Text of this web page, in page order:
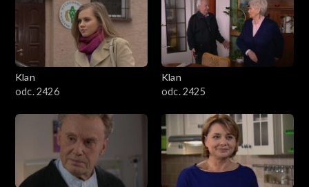
Klan
odc. 2426
Klan
odc. 2425